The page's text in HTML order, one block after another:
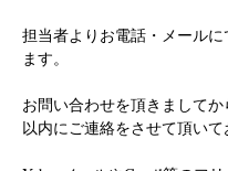
担当者よりお電話・メールに
ます。
お問い合わせを頂きましてか
以内にご連絡をさせて頂いて